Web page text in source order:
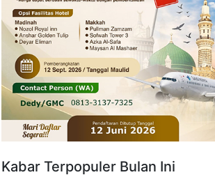
Kabar Terpopuler Bulan Ini